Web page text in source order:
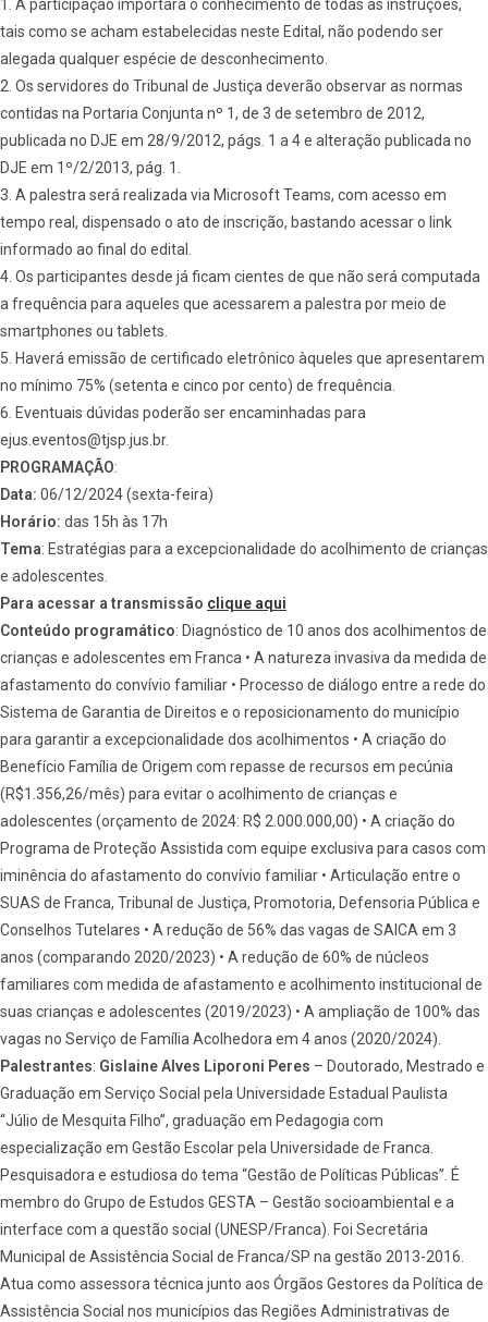
1. A participação importará o conhecimento de todas as instruções,
tais como se acham estabelecidas neste Edital, não podendo ser
alegada qualquer espécie de desconhecimento.
2. Os servidores do Tribunal de Justiça deverão observar as normas
contidas na Portaria Conjunta nº 1, de 3 de setembro de 2012,
publicada no DJE em 28/9/2012, págs. 1 a 4 e alteração publicada no
DJE em 1º/2/2013, pág. 1.
3. A palestra será realizada via Microsoft Teams, com acesso em
tempo real, dispensado o ato de inscrição, bastando acessar o link
informado ao final do edital.
4. Os participantes desde já ficam cientes de que não será computada
a frequência para aqueles que acessarem a palestra por meio de
smartphones ou tablets.
5. Haverá emissão de certificado eletrônico àqueles que apresentarem
no mínimo 75% (setenta e cinco por cento) de frequência.
6. Eventuais dúvidas poderão ser encaminhadas para
ejus.eventos@tjsp.jus.br.
PROGRAMAÇÃO:
Data: 06/12/2024 (sexta-feira)
Horário: das 15h às 17h
Tema: Estratégias para a excepcionalidade do acolhimento de crianças
e adolescentes.
Para acessar a transmissão clique aqui
Conteúdo programático: Diagnóstico de 10 anos dos acolhimentos de
crianças e adolescentes em Franca • A natureza invasiva da medida de
afastamento do convívio familiar • Processo de diálogo entre a rede do
Sistema de Garantia de Direitos e o reposicionamento do município
para garantir a excepcionalidade dos acolhimentos • A criação do
Benefício Família de Origem com repasse de recursos em pecúnia
(R$1.356,26/mês) para evitar o acolhimento de crianças e
adolescentes (orçamento de 2024: R$ 2.000.000,00) • A criação do
Programa de Proteção Assistida com equipe exclusiva para casos com
iminência do afastamento do convívio familiar • Articulação entre o
SUAS de Franca, Tribunal de Justiça, Promotoria, Defensoria Pública e
Conselhos Tutelares • A redução de 56% das vagas de SAICA em 3
anos (comparando 2020/2023) • A redução de 60% de núcleos
familiares com medida de afastamento e acolhimento institucional de
suas crianças e adolescentes (2019/2023) • A ampliação de 100% das
vagas no Serviço de Família Acolhedora em 4 anos (2020/2024).
Palestrantes: Gislaine Alves Liporoni Peres – Doutorado, Mestrado e
Graduação em Serviço Social pela Universidade Estadual Paulista
“Júlio de Mesquita Filho”, graduação em Pedagogia com
especialização em Gestão Escolar pela Universidade de Franca.
Pesquisadora e estudiosa do tema “Gestão de Políticas Públicas”. É
membro do Grupo de Estudos GESTA – Gestão socioambiental e a
interface com a questão social (UNESP/Franca). Foi Secretária
Municipal de Assistência Social de Franca/SP na gestão 2013-2016.
Atua como assessora técnica junto aos Órgãos Gestores da Política de
Assistência Social nos municípios das Regiões Administrativas de